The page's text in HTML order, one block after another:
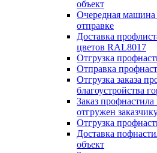
объект
Очередная машина
отправке
Доставка
цветов RAL8017
Отгрузка
Отправка
Отгрузка заказа
благоустройства
Заказ профнастила
отгружен
Отгрузка
Доставка
объект